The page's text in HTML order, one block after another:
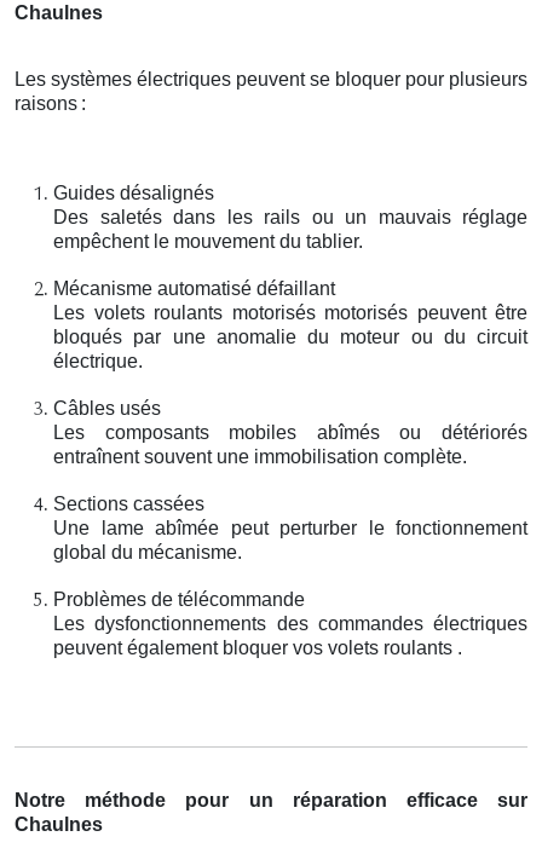
Chaulnes
Les systèmes électriques peuvent se bloquer pour plusieurs
raisons :
Guides désalignés
Des saletés dans les rails ou un mauvais réglage
empêchent le mouvement du tablier.
Mécanisme automatisé défaillant
Les volets roulants motorisés motorisés peuvent être
bloqués par une anomalie du moteur ou du circuit
électrique.
Câbles usés
Les composants mobiles abîmés ou détériorés
entraînent souvent une immobilisation complète.
Sections cassées
Une lame abîmée peut perturber le fonctionnement
global du mécanisme.
Problèmes de télécommande
Les dysfonctionnements des commandes électriques
peuvent également bloquer vos volets roulants .
Notre méthode pour un réparation efficace sur
Chaulnes